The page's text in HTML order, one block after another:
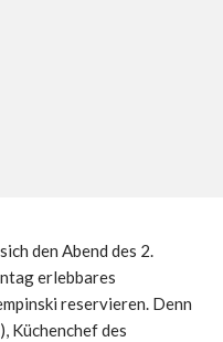
den Abend des 2.
erlebbares
reservieren. Denn
Küchenchef des